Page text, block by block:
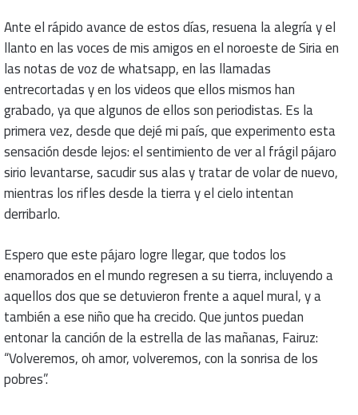
Ante el rápido avance de estos días, resuena la alegría y el
llanto en las voces de mis amigos en el noroeste de Siria en
las notas de voz de whatsapp, en las llamadas
entrecortadas y en los videos que ellos mismos han
grabado, ya que algunos de ellos son periodistas. Es la
primera vez, desde que dejé mi país, que experimento esta
sensación desde lejos: el sentimiento de ver al frágil pájaro
sirio levantarse, sacudir sus alas y tratar de volar de nuevo,
mientras los rifles desde la tierra y el cielo intentan
derribarlo.
Espero que este pájaro logre llegar, que todos los
enamorados en el mundo regresen a su tierra, incluyendo a
aquellos dos que se detuvieron frente a aquel mural, y a
también a ese niño que ha crecido. Que juntos puedan
entonar la canción de la estrella de las mañanas, Fairuz:
“Volveremos, oh amor, volveremos, con la sonrisa de los
pobres”.